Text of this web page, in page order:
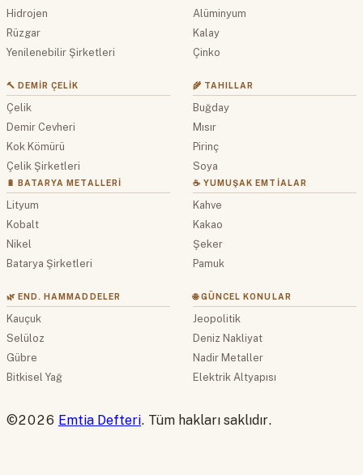
Hidrojen
Rüzgar
Yenilenebilir Şirketleri
Alüminyum
Kalay
Çinko
🔨 DEMIR ÇELIK
Çelik
Demir Cevheri
Kok Kömürü
Çelik Şirketleri
🔋 BATARYA METALLERI
Lityum
Kobalt
Nikel
Batarya Şirketleri
🌾 TAHILLAR
Buğday
Mısır
Pirinç
Soya
☕ YUMUŞAK EMTIALAR
Kahve
Kakao
Şeker
Pamuk
🌿 END. HAMMADDELER
Kauçuk
Selüloz
Gübre
Bitkisel Yağ
🌐 GÜNCEL KONULAR
Jeopolitik
Deniz Nakliyat
Nadir Metaller
Elektrik Altyapısı
©2026 Emtia Defteri. Tüm hakları saklıdır.